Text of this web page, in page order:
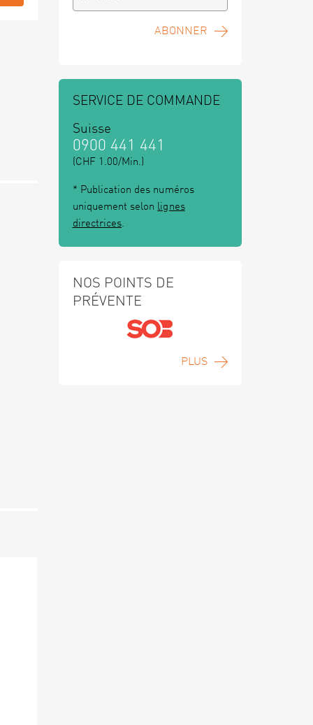
ABONNER
SERVICE DE COMMANDE
Suisse
0900 441 441
(CHF 1.00/Min.)
* Publication des numéros
uniquement selon lignes
directrices.
NOS POINTS DE
PRÉVENTE
PLUS